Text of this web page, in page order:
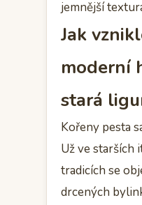
jemnější
Jak
moderní
stará
Kořeny pesta
Už ve starších
tradicích se
drcených